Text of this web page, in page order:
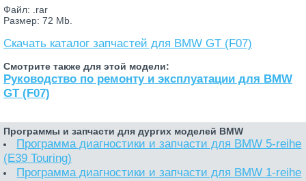
Файл: .rar
Размер: 72 Mb.
Скачать каталог запчастей для BMW GT (F07)
Смотрите также для этой модели:
Руководство по ремонту и эксплуатации для BMW
GT (F07)
Программы и запчасти для дургих моделей BMW
Программа диагностики и запчасти для BMW 5-reihe
(E39 Touring)
Программа диагностики и запчасти для BMW 1-reihe